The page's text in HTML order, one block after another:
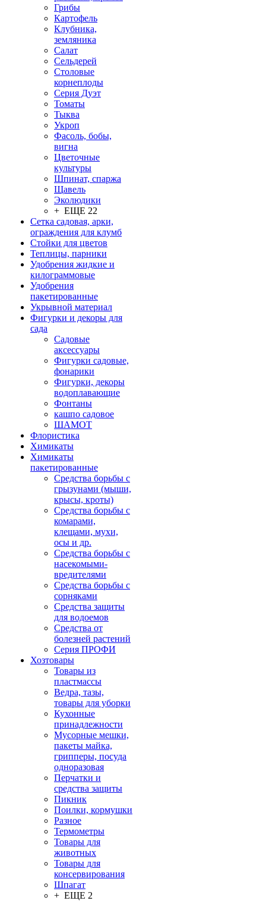
Грибы
Картофель
Клубника,
земляника
Салат
Сельдерей
Столовые
корнеплоды
Серия Дуэт
Томаты
Тыква
Укроп
Фасоль, бобы,
вигна
Цветочные
культуры
Шпинат, спаржа
Щавель
Эколюдики
+ ЕЩЕ 22
Сетка садовая, арки,
ограждения для клумб
Стойки для цветов
Теплицы, парники
Удобрения жидкие и
килограммовые
Удобрения
пакетированные
Укрывной материал
Фигурки и декоры для
сада
Садовые
аксессуары
Фигурки садовые,
фонарики
Фигурки, декоры
водоплавающие
Фонтаны
кашпо садовое
ШАМОТ
Флористика
Химикаты
Химикаты
пакетированные
Средства борьбы с
грызунами (мыши,
крысы, кроты)
Средства борьбы с
комарами,
клещами, мухи,
осы и др.
Средства борьбы с
насекомыми-
вредителями
Средства борьбы с
сорняками
Средства защиты
для водоемов
Средства от
болезней растений
Серия ПРОФИ
Хозтовары
Товары из
пластмассы
Ведра, тазы,
товары для уборки
Кухонные
принадлежности
Мусорные мешки,
пакеты майка,
грипперы, посуда
одноразовая
Перчатки и
средства защиты
Пикник
Поилки, кормушки
Разное
Термометры
Товары для
животных
Товары для
консервирования
Шпагат
+ ЕЩЕ 2